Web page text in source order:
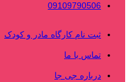
09109790506
ثبت نام کارگاه مادر و کودک
تماس با ما
درباره جی جا